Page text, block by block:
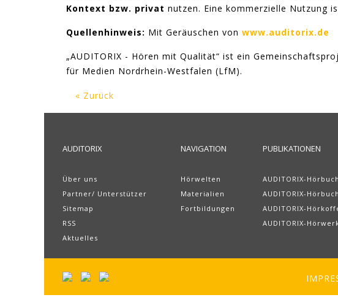
Kontext bzw. privat nutzen. Eine kommerzielle Nutzung
Quellenhinweis: Mit Geräuschen von www.auditorix.de
„AUDITORIX - Hören mit Qualität“ ist ein
für Medien Nordrhein-Westfalen (LfM).
« Zurück
AUDITORIX
Über uns
Partner/ Unterstützer
Sitemap
RSS
Aktuelles
NAVIGATION
Hörwelten
Materialien
Fortbildungen
PUBLIKATIONEN
AUDITORIX-
AUDITORIX-
AUDITORIX-
AUDITORIX-